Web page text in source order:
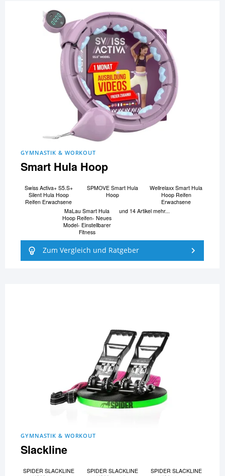
GYMNASTIK & WORKOUT
Smart Hula Hoop
Swiss Activa+ S5.S+
Silent Hula Hoop
Reifen Erwachsene
SPMOVE Smart Hula
Hoop
Wellrelaxx Smart Hula
Hoop Reifen
Erwachsene
MaLau Smart Hula
Hoop Reifen- Neues
Model- Einstellbarer
Fitness
und 14 Artikel mehr...
Zum Vergleich und Ratgeber
GYMNASTIK & WORKOUT
Slackline
SPIDER SLACKLINE
SPIDER SLACKLINE
SPIDER SLACKLINE